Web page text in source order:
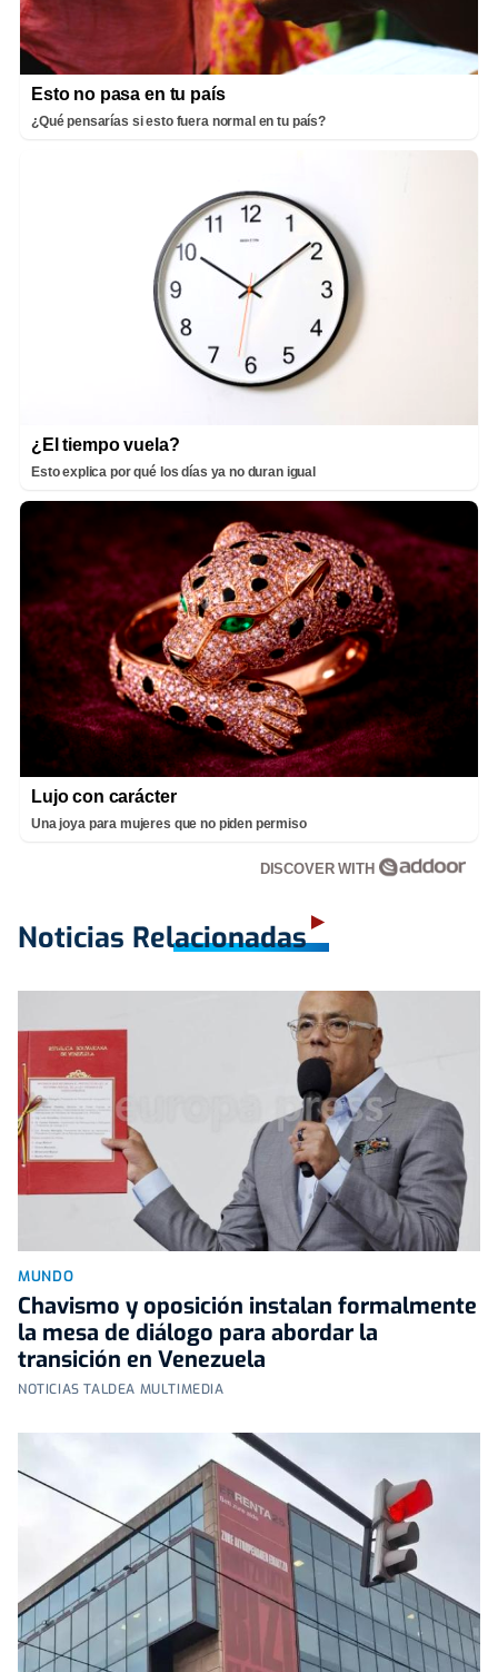
Esto no pasa en tu país
¿Qué pensarías si esto fuera normal en tu país?
¿El tiempo vuela?
Esto explica por qué los días ya no duran igual
Lujo con carácter
Una joya para mujeres que no piden permiso
DISCOVER WITH
Noticias Relacionadas
MUNDO
Chavismo y oposición instalan formalmente
la mesa de diálogo para abordar la
transición en Venezuela
NOTICIAS TALDEA MULTIMEDIA